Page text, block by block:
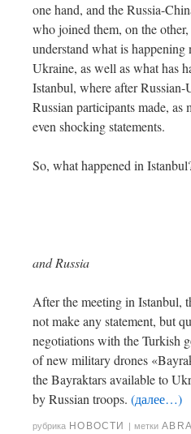
one hand, and the Russia-
who joined them, on the
understand what is
Ukraine, as well as what has
Istanbul, where after
Russian participants made, as
even shocking statements.
So, what happened in
Splits in
and Russia
After the meeting in Istanbul,
not make any statement, but
negotiations with the Turkish
of new military drones
the Bayraktars available to
by Russian troops. (далее…)
рубрика НОВОСТИ | метки